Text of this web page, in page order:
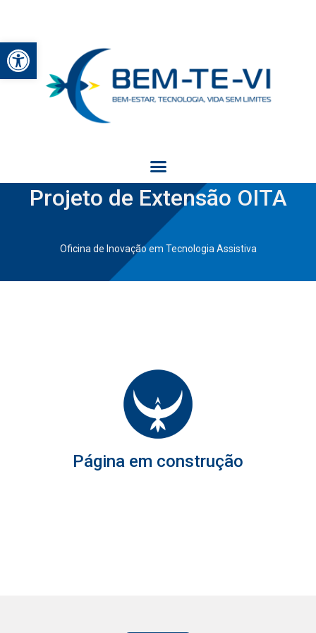
Abrir a barra de ferramentas
Projeto de Extensão OITA
Oficina de Inovação em Tecnologia Assistiva
Página em construção